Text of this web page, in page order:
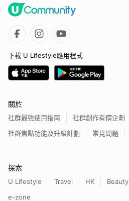
下載 U Lifestyle應用程式
關於
社群最強使用指南
社群創作有價企劃
社群焦點功能及升級計劃
常見問題
探索
U Lifestyle Travel HK Beauty
e-zone